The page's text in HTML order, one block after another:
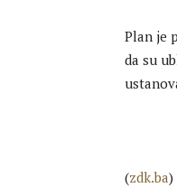
Plan je
da su
(zdk.ba)